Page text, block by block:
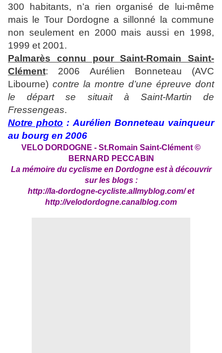
300 habitants, n’a rien organisé de lui-même
mais le Tour Dordogne a sillonné la commune
non seulement en 2000 mais aussi en 1998,
1999 et 2001.
Palmarès connu pour Saint-Romain Saint-
Clément: 2006 Aurélien Bonneteau (AVC
Libourne) contre la montre d’une épreuve dont
le départ se situait à Saint-Martin de
Fressengeas.
Notre photo : Aurélien Bonneteau vainqueur
au bourg en 2006
VELO DORDOGNE - St.Romain Saint-Clément ©
BERNARD PECCABIN
La mémoire du cyclisme en Dordogne est à découvrir
sur les blogs :
http://la-dordogne-cycliste.allmyblog.com/et
http://velodordogne.canalblog.com